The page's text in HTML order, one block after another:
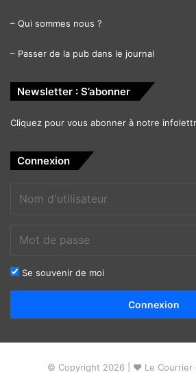
– Qui sommes nous ?
– Passer de la pub dans le journal
Newsletter : S’abonner
Cliquez pour vous abonner à notre
Connexion
Se souvenir de moi
Connexion
© Copyright 2026 | ❤ Le Courrier